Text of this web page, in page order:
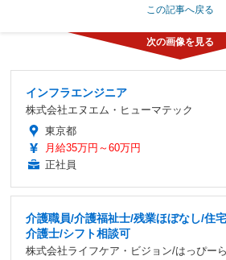
この記事へ戻る
インフラエンジニア
株式会社エヌエム・ヒューマテック
東京都
月給35万円～60万円
正社員
介護職員/介護福祉士/残業ほぼなし/住
介護士/シフト相談可
株式会社ライフケア・ビジョン/はっぴー